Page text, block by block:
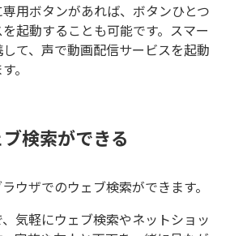
用ボタンがあれば、ボタンひとつ
起動することも可能です。スマー
て、声で動画配信サービスを起動
。
検索ができる
ウザでのウェブ検索ができます。
気軽にウェブ検索やネットショッ